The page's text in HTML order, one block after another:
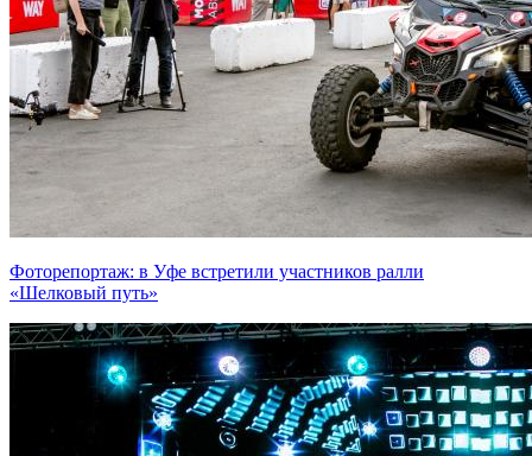
Фоторепортаж: в Уфе встретили участников ралли
«Шелковый путь»